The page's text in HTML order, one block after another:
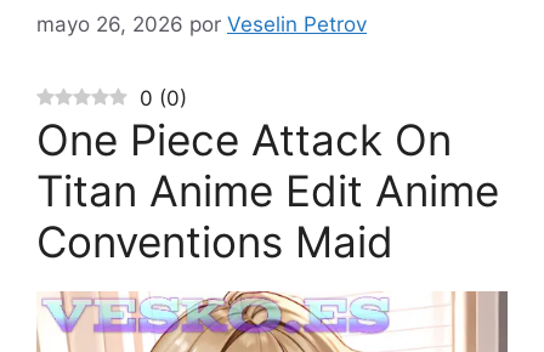
mayo 26, 2026 por Veselin Petrov
0 (0)
One Piece Attack On
Titan Anime Edit Anime
Conventions Maid